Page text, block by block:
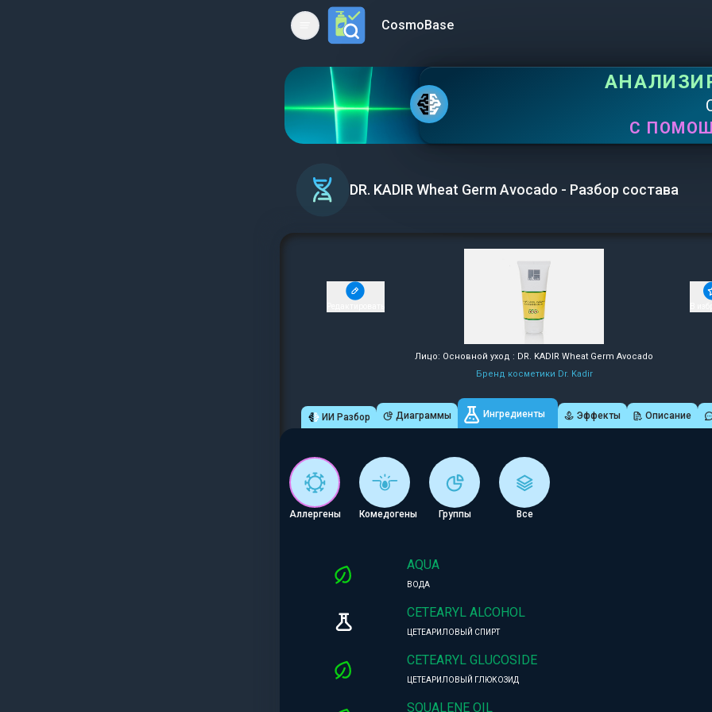
Open main menuCosmoBase
С
DR. KADIR Wheat Germ Avocado - Разбор состава
Лицо: Основной уход : DR. KADIR Wheat Germ Avocado
Бренд косметики Dr. Kadir
ИИ Разбор Диаграммы Ингредиенты Эффекты Описание
Аллергены Комедогены Группы Все
AQUA
ВОДА
CETEARYL ALCOHOL
ЦЕТЕАРИЛОВЫЙ СПИРТ
CETEARYL GLUCOSIDE
ЦЕТЕАРИЛОВЫЙ ГЛЮКОЗИД
SQUALENE OIL